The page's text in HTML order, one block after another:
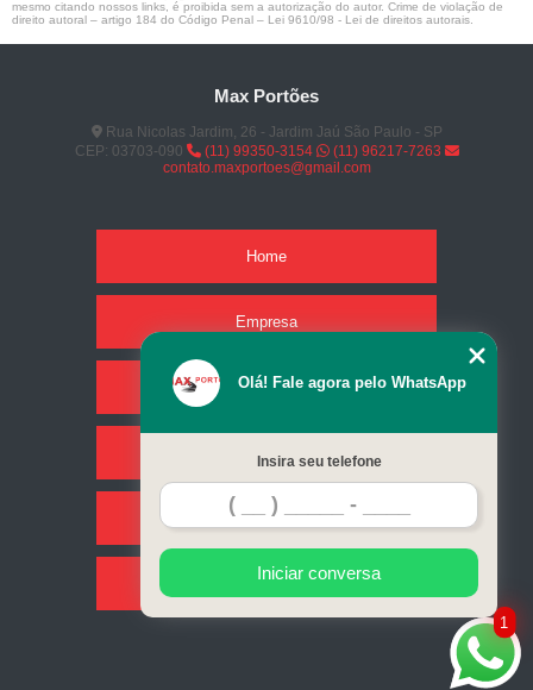
mesmo citando nossos links, é proibida sem a autorização do autor. Crime de violação de
direito autoral – artigo 184 do Código Penal – Lei 9610/98 - Lei de direitos autorais
Max Portões
Rua Nicolas Jardim, 26 - Jardim Jaú São Paulo - SP
CEP: 03703-090
(11) 99350-3154
(11) 96217-7263
contato.maxportoes@gmail.com
Home
Empresa
Missão
Serviços
Contato
Mapa do site
1
Olá! Fale agora pelo WhatsApp
Insira seu telefone
Iniciar conversa